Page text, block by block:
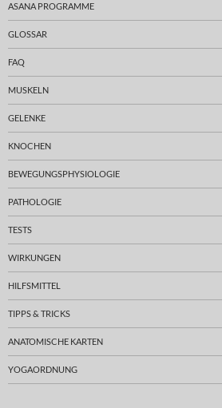
ASANA PROGRAMME
GLOSSAR
FAQ
MUSKELN
GELENKE
KNOCHEN
BEWEGUNGSPHYSIOLOGIE
PATHOLOGIE
TESTS
WIRKUNGEN
HILFSMITTEL
TIPPS & TRICKS
ANATOMISCHE KARTEN
YOGAORDNUNG